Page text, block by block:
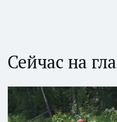
Сейчас на